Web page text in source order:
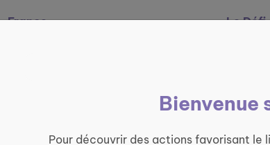
France
Le Défi
Bienvenue
Pour découvrir des actions favorisant le